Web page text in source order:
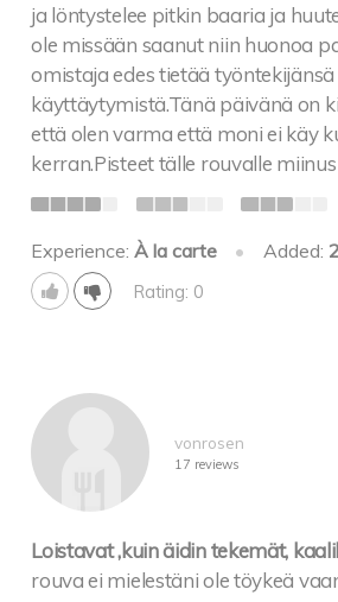
ja löntystelee pitkin baaria ja
ole missään saanut niin huonoa
omistaja edes tietää työntekijänsä
käyttäytymistä.Tänä päivänä on
että olen varma että moni ei käy
kerran.Pisteet tälle rouvalle miinus
Experience:À la carte • Added:
Rating: 0
vonrosen
17 reviews
Loistavat ,kuin äidin tekemät,
rouva ei mielestäni ole töykeä